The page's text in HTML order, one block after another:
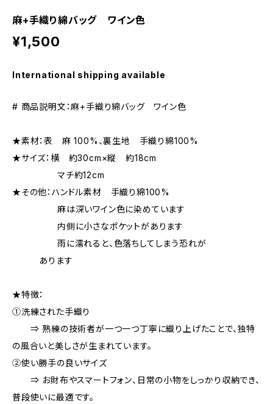
麻+手織り綿バッグ ワイン色
¥1,500
International shipping available
# 商品説明文：麻+手織り綿バッグ ワイン色
★素材：表 麻 100%、裏生地 手織り綿100%
★サイズ：横 約30cm×縦 約18cm
マチ約12cm
★その他：ハンドル素材 手織り綿100%
麻は深いワイン色に染めています
内側に小さなポケットがあります
雨に濡れると、色落ちしてしまう恐れが
あります
★特徴：
①洗練された手織り
⇒ 熟練の技術者が一つ一つ丁寧に織り上げたことで、独特
の風合いと美しさが生まれています。
②使い勝手の良いサイズ
⇒ お財布やスマートフォン、日常の小物をしっかり収納でき、
普段使いに最適です。